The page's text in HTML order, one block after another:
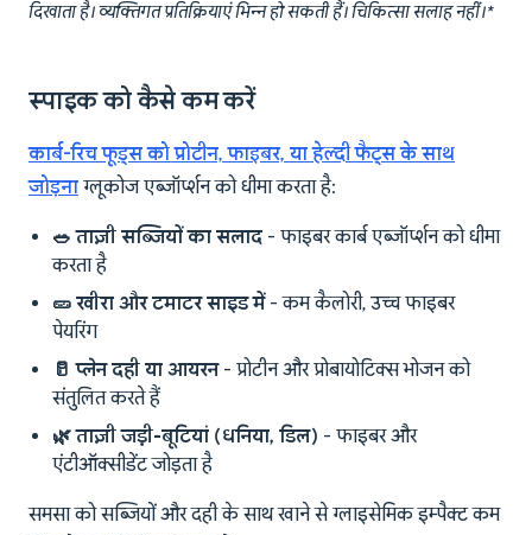
दिखाता है। व्यक्तिगत प्रतिक्रियाएं भिन्न हो सकती हैं। चिकित्सा सलाह नहीं।*
स्पाइक को कैसे कम करें
कार्ब-रिच फूड्स को प्रोटीन, फाइबर, या हेल्दी फैट्स के साथ
जोड़ना ग्लूकोज एब्जॉर्प्शन को धीमा करता है:
🥗 ताज़ी सब्जियों का सलाद - फाइबर कार्ब एब्जॉर्प्शन को धीमा
करता है
🥒 खीरा और टमाटर साइड में- कम कैलोरी, उच्च फाइबर
पेयरिंग
🥛 प्लेन दही या आयरन- प्रोटीन और प्रोबायोटिक्स भोजन को
संतुलित करते हैं
🌿 ताज़ी जड़ी-बूटियां (धनिया, डिल) - फाइबर और
एंटीऑक्सीडेंट जोड़ता है
समसा को सब्जियों और दही के साथ खाने से ग्लाइसेमिक इम्पैक्ट कम